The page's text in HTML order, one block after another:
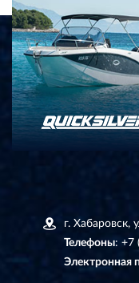
г. Хабаровск,
Телефоны: +7
Электронная